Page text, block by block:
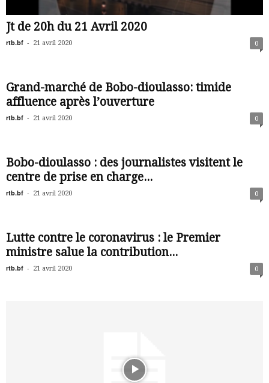
Jt de 20h du 21 Avril 2020
rtb.bf - 21 avril 2020 0
Grand-marché de Bobo-dioulasso: timide
affluence après l’ouverture
rtb.bf - 21 avril 2020 0
Bobo-dioulasso : des journalistes visitent le
centre de prise en charge...
rtb.bf - 21 avril 2020 0
Lutte contre le coronavirus : le Premier
ministre salue la contribution...
rtb.bf - 21 avril 2020 0